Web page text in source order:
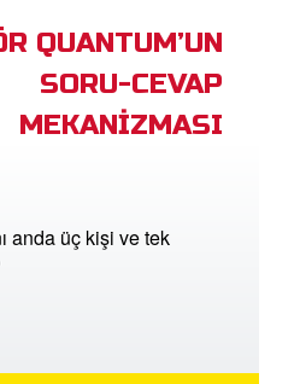
QUANTUM’UN
SORU-CEVAP
MEKANİZMASI
anda üç kişi ve tek